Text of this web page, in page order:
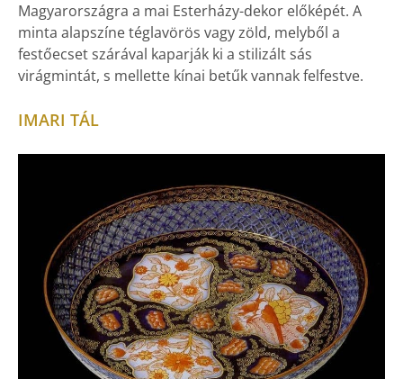
Magyarországra a mai Esterházy-dekor előképét. A
minta alapszíne téglavörös vagy zöld, melyből a
festőecset szárával kaparják ki a stilizált sás
virágmintát, s mellette kínai betűk vannak felfestve.
IMARI TÁL